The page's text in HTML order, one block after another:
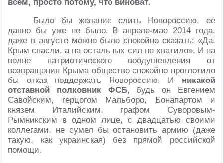
всём, просто потому, что виноват.
Было бы желание слить Новороссию, её
давно бы уже не было. В апреле-мае 2014 года,
даже в августе можно было спокойно сказать: «Да,
Крым спасли, а на остальных сил не хватило». И на
волне патриотического воодушевления от
возвращения Крыма общество спокойно проглотило
бы отказ поддержать Новороссию. И никакой
отставной полковник ФСБ, будь он Евгением
Савойским, герцогом Мальборо, Бонапартом и
князем Италийским, графом Суворовым-
Рымникским в одном лице, с двадцатью своими
коллегами, не сумел бы остановить армию (даже
такую, как украинская) без прямой российской
помощи.